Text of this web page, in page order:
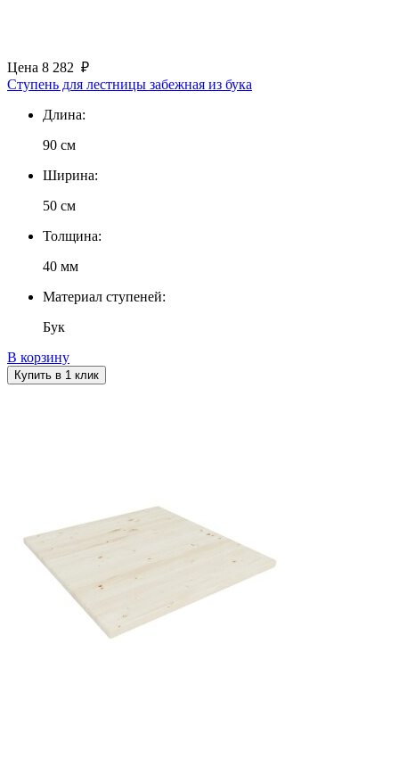
Цена 8 282 ₽
Ступень для лестницы забежная из бука
Длина:
90 см
Ширина:
50 см
Толщина:
40 мм
Материал ступеней:
Бук
В корзину
Купить в 1 клик